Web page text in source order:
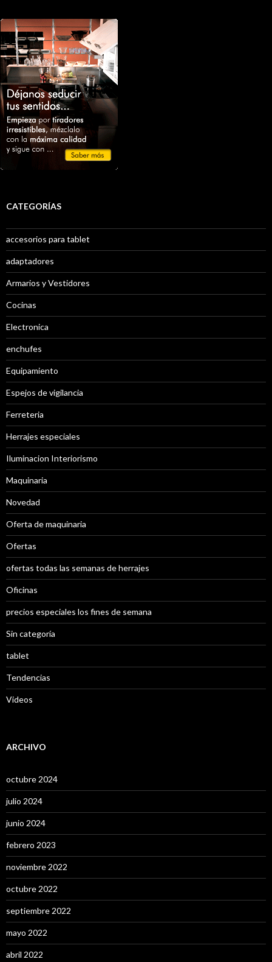
CATEGORÍAS
accesorios para tablet
adaptadores
Armarios y Vestidores
Cocinas
Electronica
enchufes
Equipamiento
Espejos de vigilancia
Ferreteria
Herrajes especiales
Iluminacion Interiorismo
Maquinaria
Novedad
Oferta de maquinaria
Ofertas
ofertas todas las semanas de herrajes
Oficinas
precios especiales los fines de semana
Sin categoría
tablet
Tendencias
Videos
ARCHIVO
octubre 2024
julio 2024
junio 2024
febrero 2023
noviembre 2022
octubre 2022
septiembre 2022
mayo 2022
abril 2022